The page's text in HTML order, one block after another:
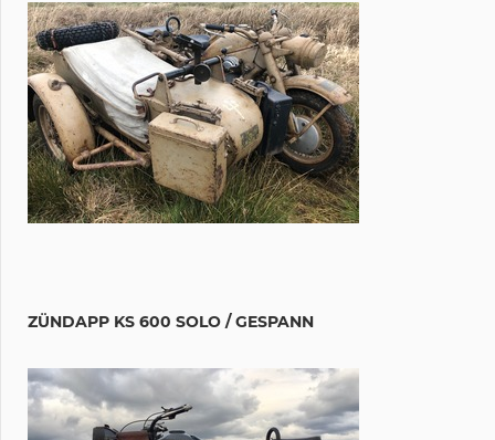
ZÜNDAPP KS 600 SOLO / GESPANN